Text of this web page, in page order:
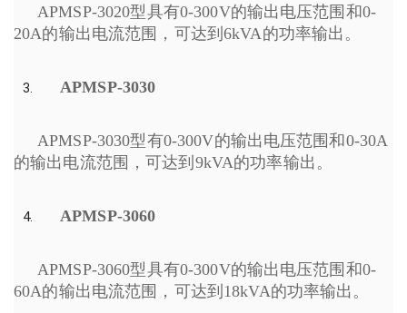
APMSP-3020型具有0-300V的输出电压范围和0-
20A的输出电流范围，可达到6kVA的功率输出。
APMSP-3030
APMSP-3030型有0-300V的输出电压范围和0-30A
的输出电流范围，可达到9kVA的功率输出。
APMSP-3060
APMSP-3060型具有0-300V的输出电压范围和0-
60A的输出电流范围，可达到18kVA的功率输出。